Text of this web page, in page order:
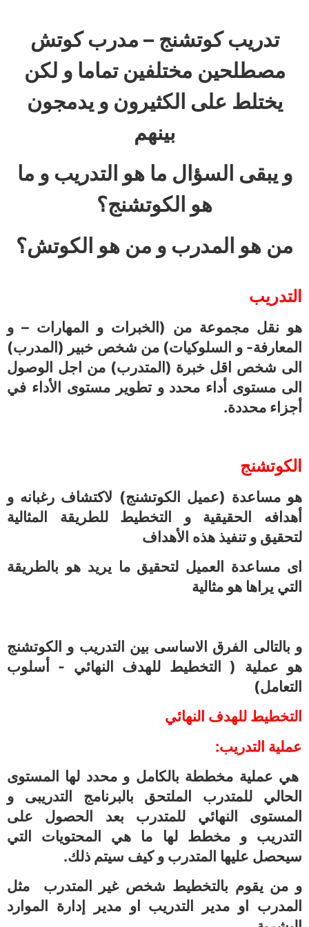
تدريب كوتشنج – مدرب كوتش
مصطلحين مختلفين تماما و لكن
يختلط على الكثيرون و يدمجون
بينهم
و يبقى السؤال ما هو التدريب و ما
هو الكوتشنج؟
من هو المدرب و من هو الكوتش؟
التدريب
هو نقل مجموعة من (الخبرات و المهارات – و
المعارفة- و السلوكيات) من شخص خبير (المدرب)
الى شخص اقل خبرة (المتدرب) من اجل الوصول
الى مستوى أداء محدد و تطوير مستوى الأداء في
أجزاء محددة.
الكوتشنج
هو مساعدة (عميل الكوتشنج) لاكتشاف رغبانه و
أهدافه الحقيقية و التخطيط للطريقة المثالية
لتحقيق و تنفيذ هذه الأهداف
اى مساعدة العميل لتحقيق ما يريد هو بالطريقة
التي يراها هو مثالية
و بالتالى الفرق الاساسى بين التدريب و الكوتشنج
هو عملية ( التخطيط للهدف النهائي - أسلوب
التعامل)
التخطيط للهدف النهائي
عملية التدريب:
هي عملية مخططة بالكامل و محدد لها المستوى
الحالي للمتدرب الملتحق بالبرنامج التدريبى و
المستوى النهائي للمتدرب بعد الحصول على
التدريب و مخطط لها ما هي المحتويات التي
سيحصل عليها المتدرب و كيف سيتم ذلك.
و من يقوم بالتخطيط شخص غير المتدرب مثل
المدرب او مدير التدريب او مدير إدارة الموارد